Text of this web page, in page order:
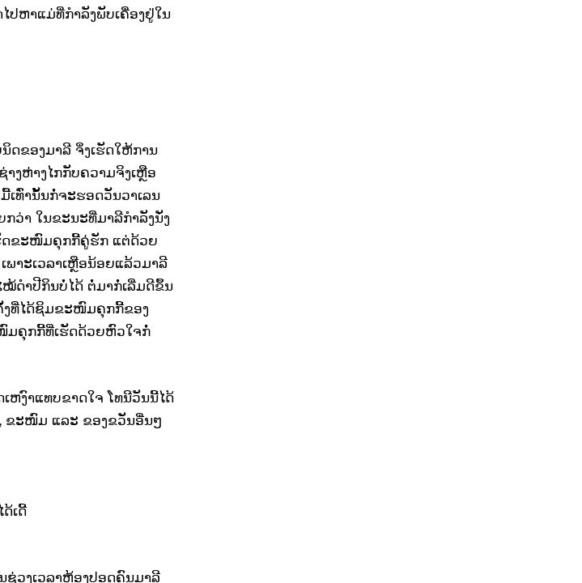
ປຫາແມ່ທີ່ກຳລັງພັບເຄື່ອງຢູ່ໃນ
ຂອງມາລີ ຈິ່ງເຮັດໃຫ້ການ
ງຫ່າງໄກກັບຄວາມຈິງເຫຼືອ
ເທົ່ານັ້ນກໍ່ຈະຮອດວັນວາເລນ
ວ່າ ໃນຂະນະທີ່ມາລີກຳລັງນັ່ງ
ດຂະໜົມຄຸກກີ້ຄູ່ຮັກ ແຕ່ດ້ວຍ
າະເວລາເຫຼືອນ້ອຍແລ້ວມາລີ
ດຳປີກິນບໍ່ໄດ້ ຕໍ່ມາກໍ່ເລີ່ມດີຂຶ້ນ
ງທີ່ໄດ້ຊິມຂະໜົມຄຸກກີ້ຂອງ
ມຄຸກກີ້ທີ່ເຮັດດ້ວຍຫົວໃຈກໍ່
ຫງົາແທບຂາດໃຈ ໂທນີວັນນີ້ໄດ້
ຂະໜົມ ແລະ ຂອງຂວັນອື່ນໆ
ເດີ້
ຊ່ວງເວລາຫ້ອງປອດຄົນມາລີ